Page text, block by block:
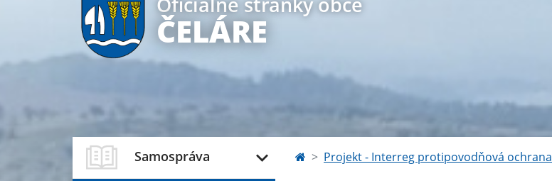
ČELÁRE
Samospráva Projekt - Interreg protipovodňová ochrana